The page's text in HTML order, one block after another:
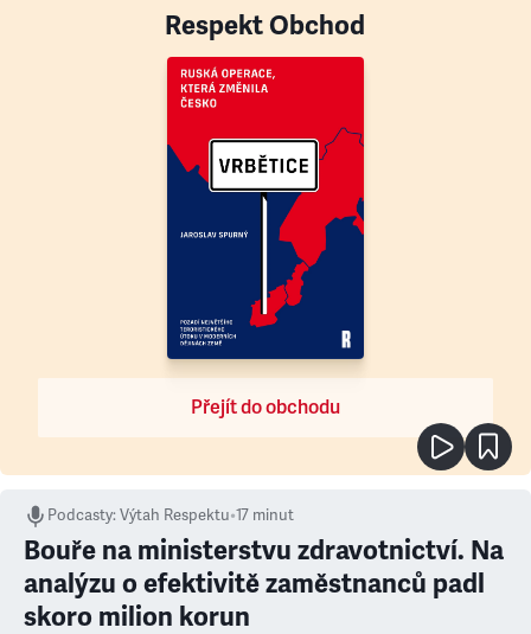
Respekt Obchod
Přejít do obchodu
Podcasty:Výtah Respektu•17 minut
Bouře na ministerstvu zdravotnictví. Na
analýzu o efektivitě zaměstnanců padl
skoro milion korun